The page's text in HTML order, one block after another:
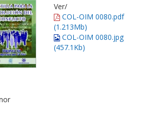
Ver/
COL-OIM 0080.pdf
(1.213Mb)
COL-OIM 0080.jpg
(457.1Kb)